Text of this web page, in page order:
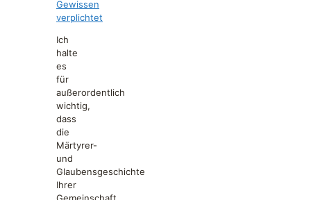
Gewissen
verplichtet
Ich
halte
es
für
außerordentlich
wichtig,
dass
die
Märtyrer-
und
Glaubensgeschichte
Ihrer
Gemeinschaft